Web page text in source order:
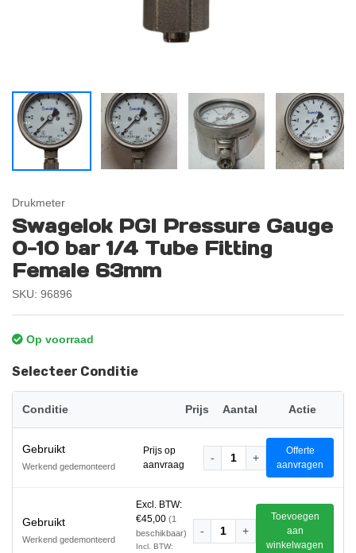
Drukmeter
Swagelok PGI Pressure Gauge
0-10 bar 1/4 Tube Fitting
Female 63mm
SKU: 96896
Op voorraad
Selecteer Conditie
Conditie Prijs Aantal Actie
Gebruikt
Werkend gedemonteerd
Prijs op
aanvraag
- 1 +
Offerte
aanvragen
Gebruikt
Werkend gedemonteerd
Excl. BTW:
€45,00(1
beschikbaar)
Incl. BTW:
- 1 +
Toevoegen
aan
winkelwagen